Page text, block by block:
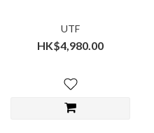
UTF
HK$4,980.00